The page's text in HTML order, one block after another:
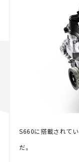
S660に搭載されて
だ。